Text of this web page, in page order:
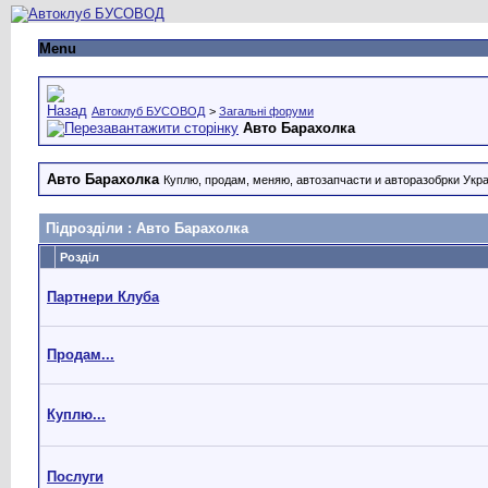
Menu
Автоклуб БУСОВОД > Загальні форуми
Авто Барахолка
Авто Барахолка Куплю, продам, меняю, автозапчасти и авторазобрки
Підрозділи : Авто Барахолка
Розділ
Партнери Клуба
Продам...
Куплю...
Послуги